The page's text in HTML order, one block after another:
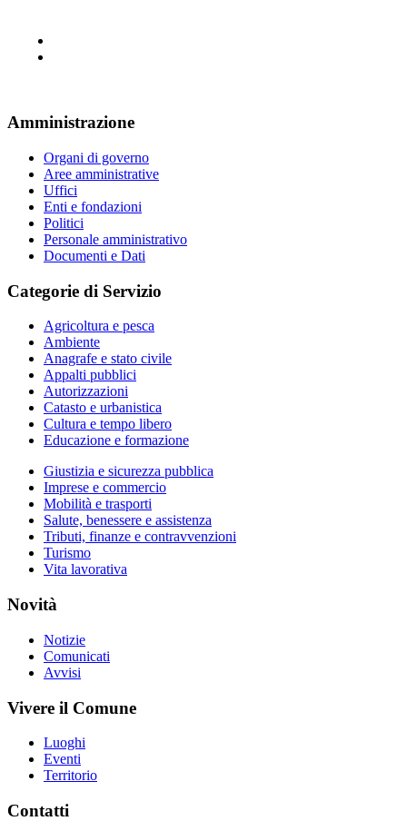
Amministrazione
Organi di governo
Aree amministrative
Uffici
Enti e fondazioni
Politici
Personale amministrativo
Documenti e Dati
Categorie di Servizio
Agricoltura e pesca
Ambiente
Anagrafe e stato civile
Appalti pubblici
Autorizzazioni
Catasto e urbanistica
Cultura e tempo libero
Educazione e formazione
Giustizia e sicurezza pubblica
Imprese e commercio
Mobilità e trasporti
Salute, benessere e assistenza
Tributi, finanze e contravvenzioni
Turismo
Vita lavorativa
Novità
Notizie
Comunicati
Avvisi
Vivere il Comune
Luoghi
Eventi
Territorio
Contatti